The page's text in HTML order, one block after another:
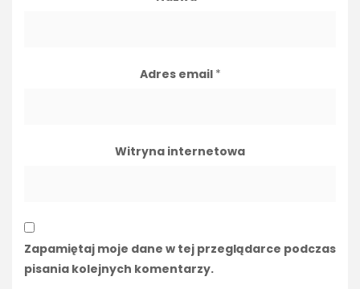
Adres email *
Witryna internetowa
Zapamiętaj moje dane w tej przeglądarce podczas
pisania kolejnych komentarzy.